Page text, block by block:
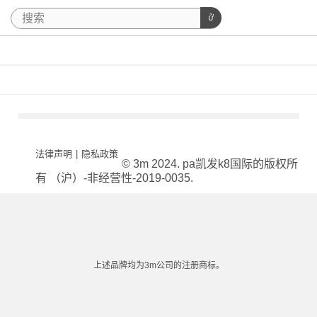
法律声明 | 隐私政策
© 3m 2024. pa凯发k8国际的版权所
有 （沪）-非经营性-2019-0035.
上述品牌均为3m公司的注册商标。